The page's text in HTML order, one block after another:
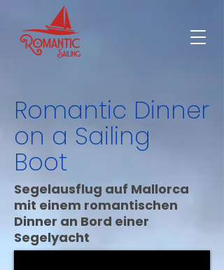
Romantic Dinner
on a Sailing
Boot
Segelausflug auf Mallorca
mit einem romantischen
Dinner an Bord einer
Segelyacht